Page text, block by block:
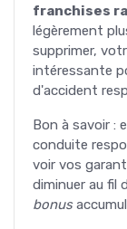
franchises
légèrement
supprimer,
intéressante
d'accident
Bon à savoir :
conduite
voir vos
diminuer au fil
bonus